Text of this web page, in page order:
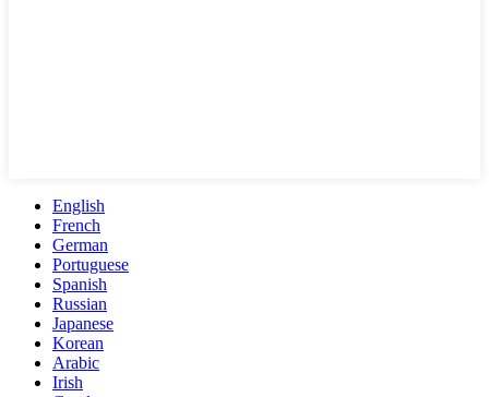
English
French
German
Portuguese
Spanish
Russian
Japanese
Korean
Arabic
Irish